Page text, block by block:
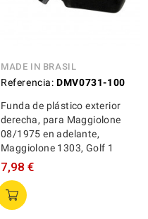
MADE IN BRASIL
Referencia: DMV0731-100
Funda de plástico exterior
derecha, para Maggiolone
08/1975 en adelante,
Maggiolone 1303, Golf 1
7,98 €